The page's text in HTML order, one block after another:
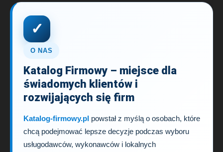
✓
O NAS
Katalog Firmowy – miejsce dla
świadomych klientów i
rozwijających się firm
Katalog-firmowy.pl powstał z myślą o osobach, które
chcą podejmować lepsze decyzje podczas wyboru
usługodawców, wykonawców i lokalnych